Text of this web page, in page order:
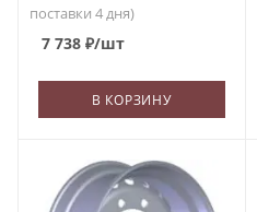
поставки 4 дня)
7 738 ₽/шт
В КОРЗИНУ